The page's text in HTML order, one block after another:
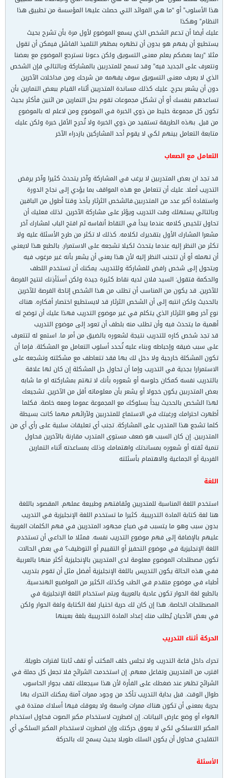
هذا الأسلوب” أو “ما هي الفوائد التي حصلت عليها المؤسسة من تطبيق هذا
النظام” وهكذا
عليك أيضا أن تدعم الشخص الذي يسمع الموضوع لأول مرة بأن تشرح بحيث
يستطيع أن يفهم هو بدون أن تظهره بمظهر التلميذ الفاشل فيمكن أن تقول
مثلا “ربما بعضكم يعلم معنى التسويق ولكن دعونا نسترجع الموضوع مع بعضنا
ونتعرف على الجديد فيه” وقد تسمح للمتدربين بالمشاركة وبالتالي فإن الشخص
الذي لا يعرف معنى التسويق سوف يفهمه من شرحك ومن مداخلات الآخرين
دون أن يشعر بحرج. عليك كذلك مساندة المتدريبن أثناء القيام ببعض التمارين بأن
تساعدهم بنفسك أو أن تشكل مجموعات تقوم بحل التمارين من اثنين فأكثر بحيث
تكون كل مجموعة خليط من ذوي الخبرة في الموضوع ومن لاعلم له بالموضوع
من قبل. بهذه الطريقة تستفيد من ذوي الخبرة ولا تُحرج الأقل خبرة ولكن عليك
متابعة التعامل بينهم لكي لا يقوم أحد المشاركين بازدراء الآخر
التعامل مع الصعاب
قد تجد ان بعض المتدربين لا يرغب في المشاركة وآخر يتحدث كثيرا وآخر يرفض
التدريب أصلا. عليك أن تتعامل مع هذه المواقف بما يؤدي إلى نجاح الدورة
واستفادة أكبر عدد من المتدربين.فالشخص الثرثار يأخذ وقتا أطول من الباقين
وبالتالي يستهلك وقت التدريب ويؤثر على مشاركة الآخرين. لذلك فعليك أن
تحاول تلخيص كلامه عندما يبدأ في التقاط أنفاسه ثم افتح الباب لمشارك آخر
مشعرا المشارك الأول بتقديرك لكلامه. كذلك لا تكثر من طرح الأسئلة عليه ولا
تكثر من النظر إليه عندما يتحدث لكيلا تشجعه على الاستمرار. بالطبع هذا لايعني
أن تهمله أو أن تتجنب النظر إليه لأن هذا يعني أن يشعر بأنه غير مرغوب فيه
ويتحول إلى شخص رافض للمشاركة وللتدريب. يمكنك أن تستخدم اللطف
والحكمة فتقول: السيد فلان لديه نقاط كثيرة جيدة ولكن أستَأذِنك لنتيح الفرصة
للآخرين. قد يكون من المناسب أن تطلب من هذا الشخص إتاحة الفرصة للآخرين
بالحديث ولكن انتبه إلى أن الشخص الثرثار قد لايستطيع اختصار أفكاره. هناك
نوع آخر وهو الثرثار الذي يتكلم في غير موضوع التدريب فهذا عليك أن توضح له
أهمية ما يتحدث فيه وأن تطلب منه بلطف أن تعود إلى موضوع التدريب
قد تجد شخص كاره للتدريب نتيجة لشعوره بالضيق من أمر ما. استمع له لتتعرف
على سبب ضيقه وإحباطه وبناء عليه تُحدد أسلوب التعامل مع المشكلة. فإما أن
تكون المشكلة خارجية ولا دخل لك بها فقد تتعاطف مع مشكلته وتشجعه على
الاستمرارا بجدية في التدريب وإما أن تحاول حل المشكلة إن كان لها علاقة
بالتدريب نفسه كمكان جلوسه أو شعوره بأنك لا تهتم بمشاركته او ما شابه
بعض المتدربين يكون خجولا أو يشعر بأن معلوماته أقل من الآخرين. تشجيعك
لهذا الشخص بالحديث يبدأ بسلوكك مع المجموعة عموما ومعه خاصة. فكلما
أظهرت احترامك ورغبتك في الاستماع للمتدربين ولآرائهم مهما كانت بسيطة
كلما تشجع هذا المتدرب على المشاركة. تجنب أي تعليقات سلبية على رأي أي من
المتدربين. إن كان السبب هو ضعف مستوى المتدرب مقارنة بالآخرين فحاول
تنمية ثقته أو شعوره بمساندتك واهتمامك وذلك بمساعدته أثناء التمارين
الفردية أو الجماعية والاهتمام بأسئلته
اللغة
استخدم اللغة المناسبة للمتدريبن وثقافتهم وطبيعة عملهم. المقصود باللغة
هنا لغة كتابة المادة التدريبية. كثيرا ما تستخدم اللغة الإنجليزية في التدريب
بدون سبب وهو ما يتسبب في ضياع مجهود المتدريبن في فهم الكلمات الغريبة
عليهم بالإضافة إلى فهم موضوع التدريب نفسه. فمثلا ما الداعي أن تستخدم
اللغة الإنجليزية في موضوع التحفيز أو التقييم أو التوظيف؟ في بعض الحالات
تكون مصطلحات الموضوع معلومة لدى المتدريبن بالإنجليزية أكثر منها بالعربية
ففي هذه الحالة يكون التدريس باللغة الإنجليزية أفضل مثل أن تقوم بتدريب
أطباء في موضوع متقدم في الطب وكذلك الكثير من المواضيع الهندسية.
بالطبع لغة الحوار تكون عادية بالعريبة ويتم استخدام اللغة الإنجليزية في
المصطلحات الخاصة. هذا إن كان لك حرية اختيار لغة الكتابة ولغة الحوار ولكن
في بعض الأحيان يُطلب منك إعداد المادة التدريبية بلغة بعينها
الحركة أثناء التدريب
تحرك داخل قاعة التدريب ولا تجلس خلف المكتب أو تقف ثابتا لفترات طويلة.
اقترب من المتدريبن وتفاعل معهم. إن استخدمت الشرائح فلا تجعل كل جملة في
الشرائح تظهر عند ضغطك على الفأرة لأن هذا سيجعلك تقف بجوار الحاسوب
طوال الوقت. قبل بداية التدريب تأكد من وجود ممرات آمنة يمكنك التحرك بها
بحرية بمعنى أن تكون هناك ممرات واسعة ولا يعوقك فيها أسلاك ممتدة في
الهواء أو وضع عارض البيانات. إن اضطررت لاستخدام مكبر الصوت فحاول استخدام
المكبر اللاسلكي لكي لا يعوق حركتك وإن اضطررت لاستخدام المكبر السلكي أي
التقليدي فحاول أن يكون السلك طويلا بحيث يسمح لك بالحركة
الأسئلة